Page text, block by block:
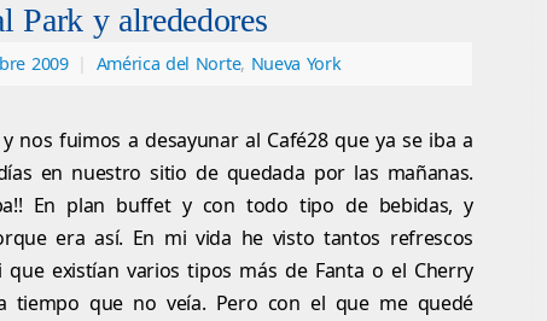
Park y alrededores
2009 América del Norte, Nueva York
nos fuimos a desayunar al Café28 que ya se iba a
en nuestro sitio de quedada por las mañanas.
En plan buffet y con todo tipo de bebidas, y
era así. En mi vida he visto tantos refrescos
existían varios tipos más de Fanta o el Cherry
tiempo que no veía. Pero con el que me quedé